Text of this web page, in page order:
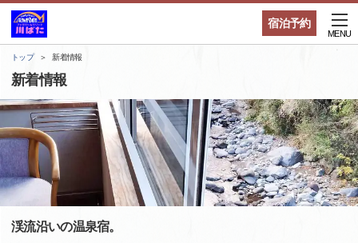
宿泊予約
MENU
トップ 新着情報
新着情報
渓流沿いの温泉宿。